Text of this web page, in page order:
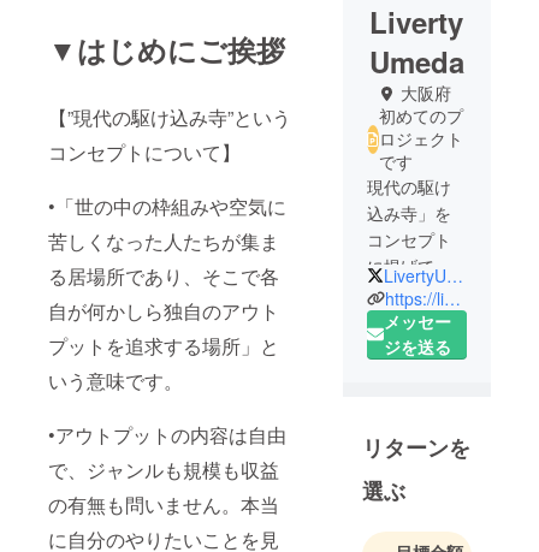
▼はじめにご挨拶
【”現代の駆け込み寺”という
コンセプトについて】
•「世の中の枠組みや空気に
苦しくなった人たちが集ま
る居場所であり、そこで各
自が何かしら独自のアウト
プットを追求する場所」と
いう意味です。
•アウトプットの内容は自由
で、ジャンルも規模も収益
の有無も問いません。本当
に自分のやりたいことを見
Liverty
Umeda
大阪府
初めてのプ
ロジェクト
です
現代の駆け
込み寺」を
コンセプト
に掲げて各
地に展開し
ているシェ
アハウスで
け込み寺”と
いうコンセ
プトについ
て】
LivertyUmeda
https://liverty-umeda.themedia.jp/
メッセー
ジを送る
リターンを
選ぶ